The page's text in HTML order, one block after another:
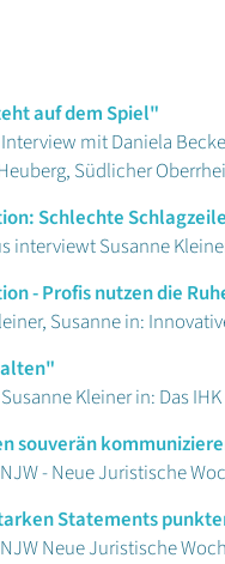
auf dem Spiel"
mit Daniela
Südlicher
Schlechte
interviewt Susanne
- Profis nutzen die
Susanne in:
Kleiner in: Das
souverän
- Neue Juristische
Statements
Neue Juristische